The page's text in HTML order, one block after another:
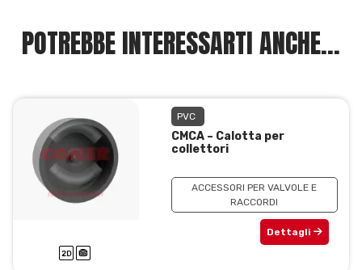
POTREBBE INTERESSARTI ANCHE...
PVC
CMCA – Calotta per
collettori
ACCESSORI PER VALVOLE E
RACCORDI
Dettagli